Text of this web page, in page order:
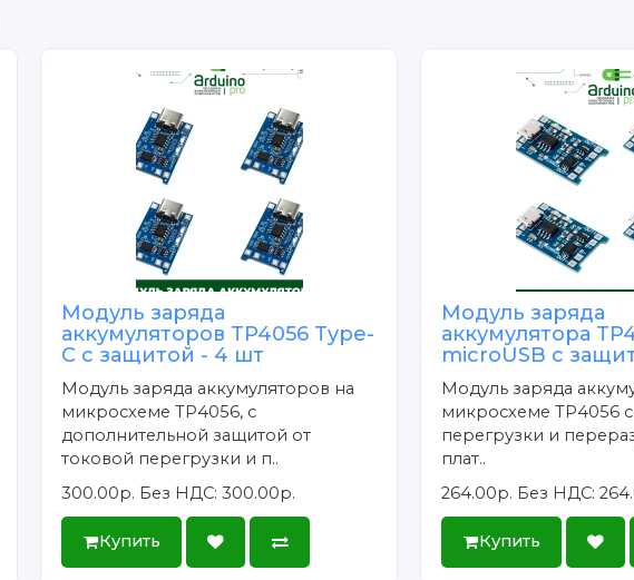
Модуль заряда
аккумуляторов TP4056 Type-
C с защитой - 4 шт
Модуль заряда аккумуляторов на
микросхеме TP4056, с
дополнительной защитой от
токовой перегрузки и п..
300.00р. Без НДС: 300.00р.
Купить
Модуль заряда
аккумулятора
microUSB с
Модуль заряда
микросхеме TP4056
перегрузки и
плат..
264.00р. Без НДС:
Купить